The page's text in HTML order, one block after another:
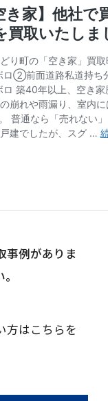
事例がありま
方はこちらを